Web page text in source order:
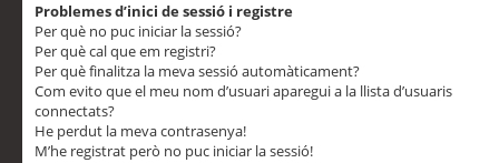
Problemes d’inici de sessió i registre
Per què no puc iniciar la sessió?
Per què cal que em registri?
Per què finalitza la meva sessió automàticament?
Com evito que el meu nom d’usuari aparegui a la llista d’usuaris
connectats?
He perdut la meva contrasenya!
M’he registrat però no puc iniciar la sessió!